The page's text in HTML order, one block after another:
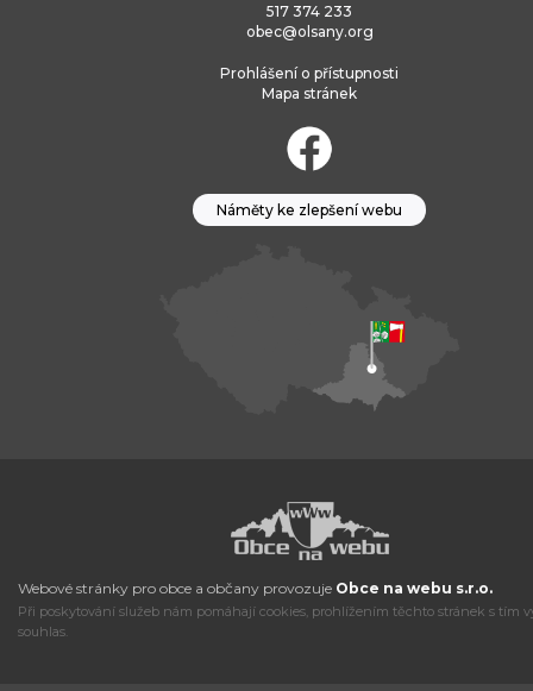
517 374 233
obec@olsany.org
Prohlášení o přístupnosti
Mapa stránek
Náměty ke zlepšení webu
Webové stránky pro obce a občany provozuje Obce na webu s.r.o.
Při poskytování služeb nám pomáhají cookies, prohlížením těchto stránek s tím
souhlas.